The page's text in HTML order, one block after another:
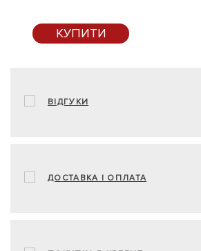
КУПИТИ
ВІДГУКИ
ДОСТАВКА І ОПЛАТА